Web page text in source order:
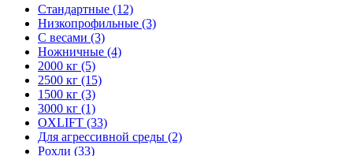
Стандартные (12)
Низкопрофильные (3)
С весами (3)
Ножничные (4)
2000 кг (5)
2500 кг (15)
1500 кг (3)
3000 кг (1)
OXLIFT (33)
Для агрессивной среды (2)
Рохли (33)